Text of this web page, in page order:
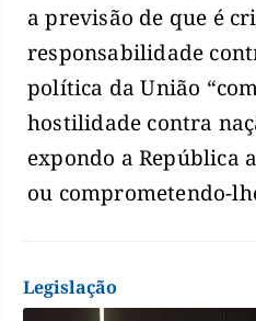
a previsão de que é
responsabilidade
política da União
hostilidade contra
expondo a República
ou comprometendo-
Legislação